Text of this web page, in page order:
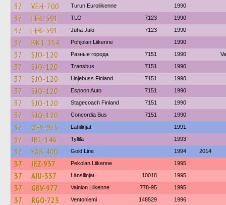
37 VEH-700 Turun Euroliikenne 1990
37 LFB-591 TLO 7123 1990
37 LFB-591 Juha Jalo 7123 1990
37 BNT-354 Pohjolan Liikenne 1990
37 SJO-120 Разные города 7151 1990
37 SJO-120 Transbus 7151 1990
37 SJO-120 Linjebuss Finland 7151 1990
37 SJO-120 Espoon Auto 7151 1990
37 SJO-120 Stagecoach Finland 7151 1990
37 SJO-120 Concordia Bus 7151 1990
37 OFV-975 Lähilinjat 1991
37 JBC-146 Tyllilä 1993
37 YAR-400 Gold Line 1994 2014
37 JEZ-937 Pekolan Liikenne 1995
37 AIU-337 Länsilinjat 10018 1995
37 GBV-977 Vainion Liikenne 778-95 1995
37 RGO-723 Ventoniemi 148529 1996